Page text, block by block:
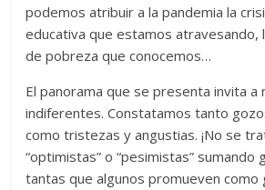
podemos atribuir a la pandemia la
educativa que estamos atravesando,
de pobreza que conocemos…
El panorama que se presenta invita a
indiferentes. Constatamos tanto
como tristezas y angustias. ¡No se
“optimistas” o “pesimistas” sumando
tantas que algunos promueven como